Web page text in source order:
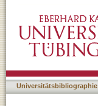
Universitätsbibliographie